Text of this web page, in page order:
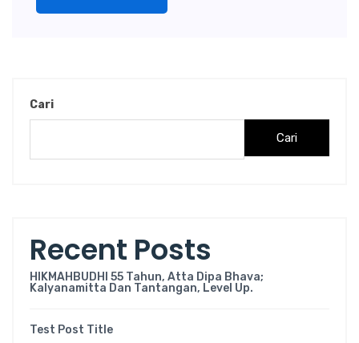
Cari
Cari
Recent Posts
HIKMAHBUDHI 55 Tahun, Atta Dipa Bhava;
Kalyanamitta Dan Tantangan, Level Up.
Test Post Title